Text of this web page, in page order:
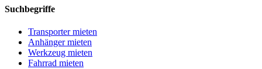
Suchbegriffe
Transporter mieten
Anhänger mieten
Werkzeug mieten
Fahrrad mieten